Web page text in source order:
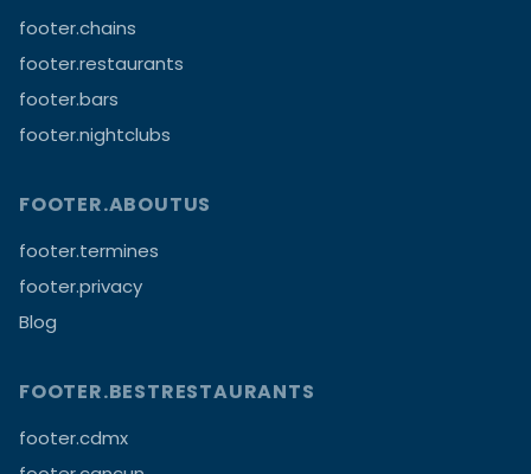
footer.chains
footer.restaurants
footer.bars
footer.nightclubs
FOOTER.ABOUTUS
footer.termines
footer.privacy
Blog
FOOTER.BESTRESTAURANTS
footer.cdmx